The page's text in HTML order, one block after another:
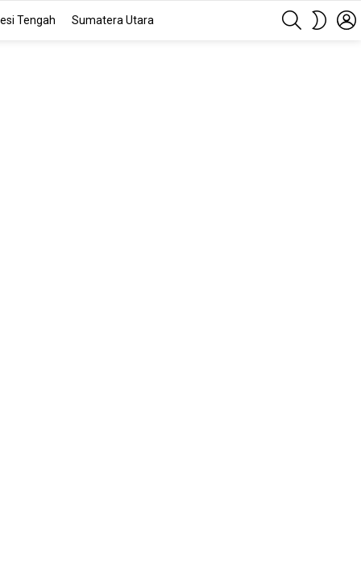
Tengah Sumatera Utara
SEARCH
SKIN